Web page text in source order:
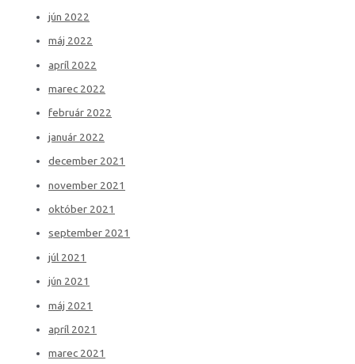
jún 2022
máj 2022
apríl 2022
marec 2022
február 2022
január 2022
december 2021
november 2021
október 2021
september 2021
júl 2021
jún 2021
máj 2021
apríl 2021
marec 2021